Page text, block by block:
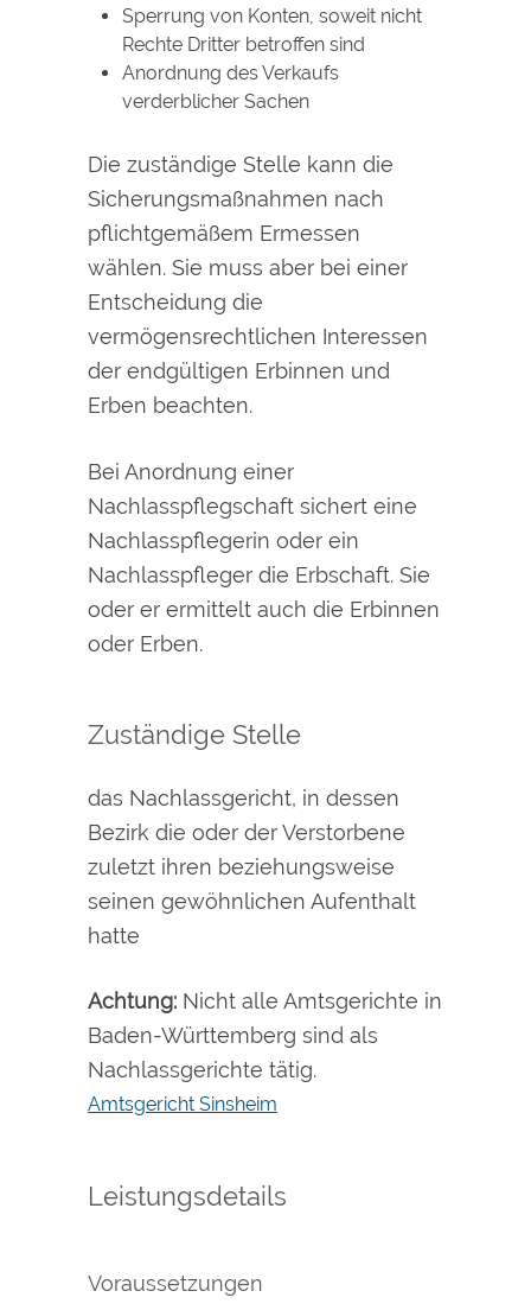
Sperrung von Konten, soweit nicht
Rechte Dritter betroffen sind
Anordnung des Verkaufs
verderblicher Sachen
Die zuständige Stelle kann die
Sicherungsmaßnahmen nach
pflichtgemäßem Ermessen
wählen. Sie muss aber bei einer
Entscheidung die
vermögensrechtlichen Interessen
der endgültigen Erbinnen und
Erben beachten.
Bei Anordnung einer
Nachlasspflegschaft sichert eine
Nachlasspflegerin oder ein
Nachlasspfleger die Erbschaft. Sie
oder er ermittelt auch die Erbinnen
oder Erben.
Zuständige Stelle
das Nachlassgericht, in dessen
Bezirk die oder der Verstorbene
zuletzt ihren beziehungsweise
seinen gewöhnlichen Aufenthalt
hatte
Achtung: Nicht alle Amtsgerichte in
Baden-Württemberg sind als
Nachlassgerichte tätig.
Amtsgericht Sinsheim
Leistungsdetails
Voraussetzungen